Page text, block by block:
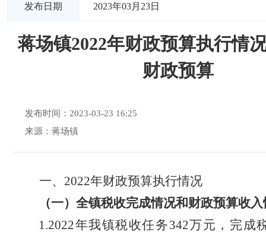
发布日期 2023年03月23日
蒋场镇2022年财政预算执行情
财政预算
发布时间：2023-03-23 16:25
来源：蒋场镇
一、2022年财政预算执行情况
（一） 全镇税收完成情况和财政预算收入
1.2022年我镇税收任务342万元，完成